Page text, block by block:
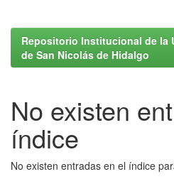
Repositorio Institucional de la
de San Nicolás de Hidalgo
No existen
índice
No existen entradas en el índice